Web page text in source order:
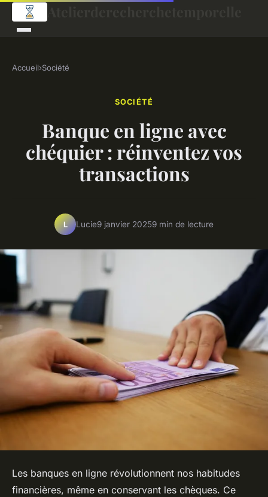
Accueil›Société
SOCIÉTÉ
Banque en ligne avec
chéquier : réinventez vos
transactions
L Lucie9 janvier 20259 min de lecture
Les banques en ligne révolutionnent nos habitudes
financières, même en conservant les chèques. Ce